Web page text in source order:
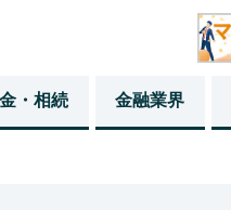
・相続 金融業界